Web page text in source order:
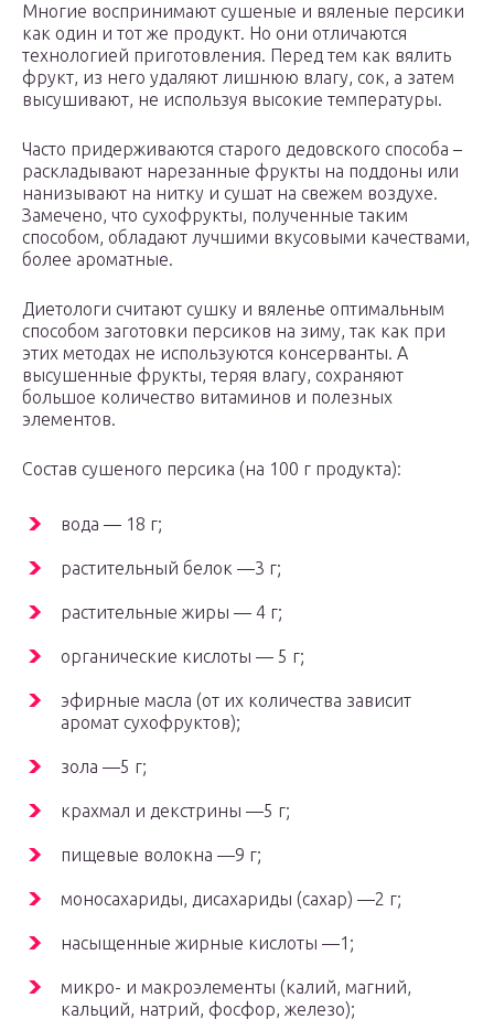
Многие воспринимают сушеные и вяленые персики
как один и тот же продукт. Но они отличаются
технологией приготовления. Перед тем как вялить
фрукт, из него удаляют лишнюю влагу, сок, а затем
высушивают, не используя высокие температуры.
Часто придерживаются старого дедовского способа –
раскладывают нарезанные фрукты на поддоны или
нанизывают на нитку и сушат на свежем воздухе.
Замечено, что сухофрукты, полученные таким
способом, обладают лучшими вкусовыми качествами,
более ароматные.
Диетологи считают сушку и вяленье оптимальным
способом заготовки персиков на зиму, так как при
этих методах не используются консерванты. А
высушенные фрукты, теряя влагу, сохраняют
большое количество витаминов и полезных
элементов.
Состав сушеного персика (на 100 г продукта):
вода — 18 г;
растительный белок —3 г;
растительные жиры — 4 г;
органические кислоты — 5 г;
эфирные масла (от их количества зависит
аромат сухофруктов);
зола —5 г;
крахмал и декстрины —5 г;
пищевые волокна —9 г;
моносахариды, дисахариды (сахар) —2 г;
насыщенные жирные кислоты —1;
микро- и макроэлементы (калий, магний,
кальций, натрий, фосфор, железо);